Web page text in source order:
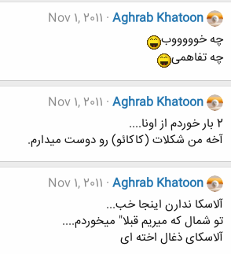
Aghrab Khatoon
Nov 1, 2011
چه خوووووب
چه تفاهمی
Aghrab Khatoon
Nov 1, 2011
2 بار خوردم از اونا....
آخه من شکلات (کاکائو) رو دوست میدارم.
Aghrab Khatoon
Nov 1, 2011
آلاسکا ندارن اینجا خب...
تو شمال که میریم قبلا" میخوردم....
آلاسکای ذغال اخته ای